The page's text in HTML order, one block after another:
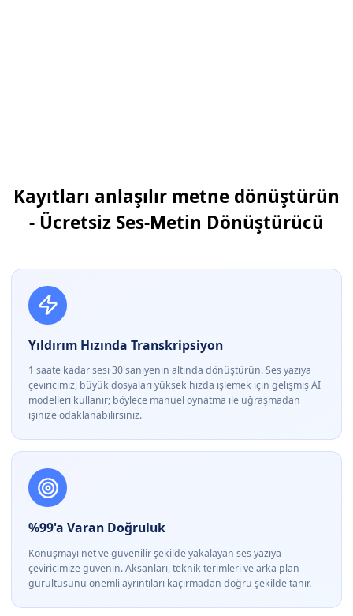
Kayıtları anlaşılır metne dönüştürün
- Ücretsiz Ses-Metin Dönüştürücü
Yıldırım Hızında Transkripsiyon
1 saate kadar sesi 30 saniyenin altında dönüştürün. Ses yazıya
çeviricimiz, büyük dosyaları yüksek hızda işlemek için gelişmiş AI
modelleri kullanır; böylece manuel oynatma ile uğraşmadan
işinize odaklanabilirsiniz.
%99'a Varan Doğruluk
Konuşmayı net ve güvenilir şekilde yakalayan ses yazıya
çeviricimize güvenin. Aksanları, teknik terimleri ve arka plan
gürültüsünü önemli ayrıntıları kaçırmadan doğru şekilde tanır.